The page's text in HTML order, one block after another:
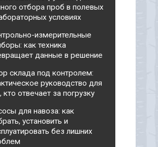
отбора проб в полевых
условиях
измерительные
как техника
данные в решение
склада под контролем:
руководство для
кто отвечает за погрузку
для навоза: как
установить и
без лишних